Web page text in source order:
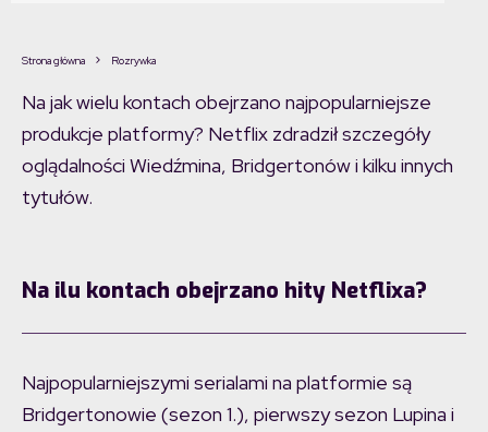
Strona główna Rozrywka
Na jak wielu kontach obejrzano najpopularniejsze
produkcje platformy? Netflix zdradził szczegóły
oglądalności Wiedźmina, Bridgertonów i kilku innych
tytułów.
Na ilu kontach obejrzano hity Netflixa?
Najpopularniejszymi serialami na platformie są
Bridgertonowie (sezon 1.), pierwszy sezon Lupina i